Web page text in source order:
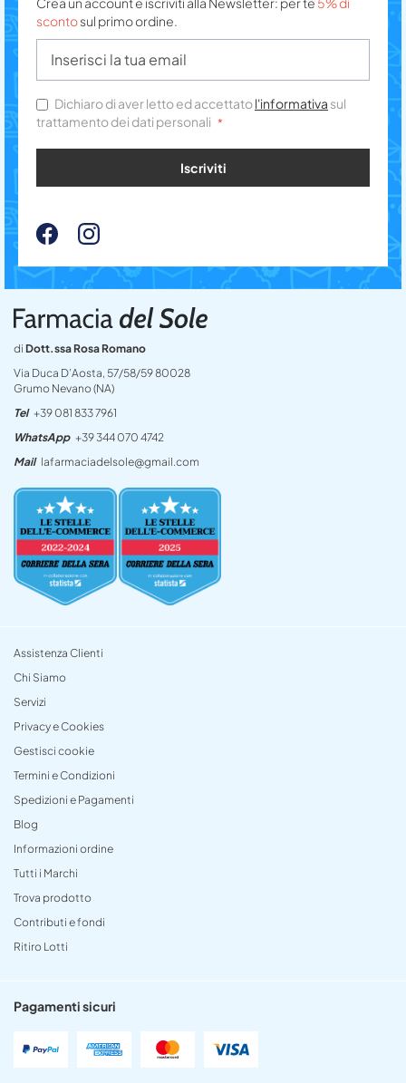
di Dott.ssa Rosa Romano
Via Duca D’Aosta, 57/58/59 80028
Grumo Nevano (NA)
Tel +39 081 833 7961
WhatsApp +39 344 070 4742
Mail lafarmaciadelsole@gmail.com
Assistenza Clienti
Chi Siamo
Servizi
Privacy e Cookies
Gestisci cookie
Termini e Condizioni
Spedizioni e Pagamenti
Blog
Informazioni ordine
Tutti i Marchi
Trova prodotto
Contributi e fondi
Ritiro Lotti
Pagamenti sicuri
scontosul primo ordine.
Dichiaro di aver letto ed accettatol'informativa sul
trattamento dei dati personali
Iscriviti